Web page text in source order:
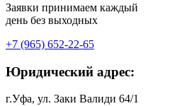
Заявки принимаем каждый
день без выходных
+7 (965) 652-22-65
Юридический адрес:
г.Уфа, ул. Заки Валиди 64/1